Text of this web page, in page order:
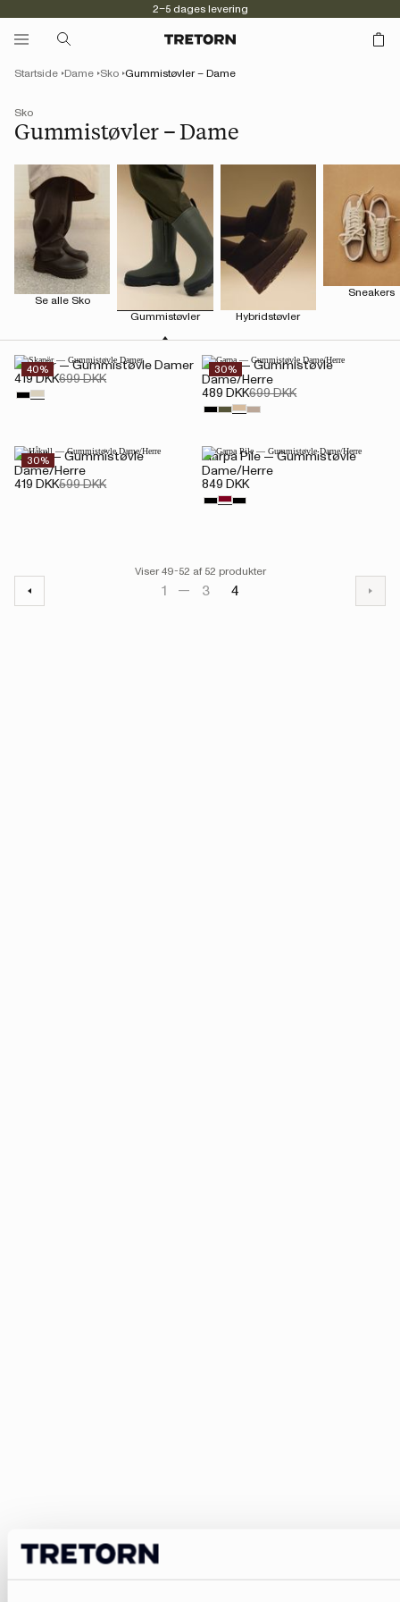
2–5 dages levering
Sko
Gummistøvler – Dame
Startside Dame Sko Gummistøvler – Dame
Se alle Sko
Gummistøvler
Hybridstøvler
Sneakers
40%
Skanör — Gummistøvle Damer
419 DKK699 DKK
30%
Garpa — Gummistøvle
Dame/Herre
489 DKK699 DKK
30%
Håkull — Gummistøvle
Dame/Herre
419 DKK599 DKK
Garpa Pile — Gummistøvle
Dame/Herre
849 DKK
Viser 49-52 af 52 produkter
1 3 4